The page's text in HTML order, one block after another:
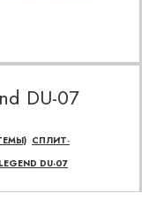
DU-07
СПЛИТ-
DU-07